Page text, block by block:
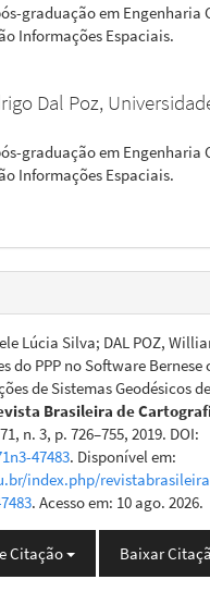
graduação em Engenharia
Informações Espaciais.
Dal Poz,
graduação em Engenharia
Informações Espaciais.
Lúcia Silva; DAL POZ,
do PPP no Software Bernese
de Sistemas Geodésicos
Brasileira de
n. 3, p. 726–755, 2019. DOI:
47483. Disponível em:
index.php/
. Acesso em: 10 ago. 2026.
Citação Baixar